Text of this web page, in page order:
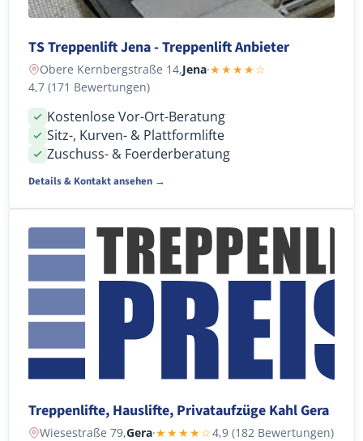
TS Treppenlift Jena - Treppenlift Anbieter
Obere Kernbergstraße 14,Jena·★★★★☆
4,7 (171 Bewertungen)
Kostenlose Vor-Ort-Beratung
Sitz-, Kurven- & Plattformlifte
Zuschuss- & Foerderberatung
Details & Kontakt ansehen →
Treppenlifte, Hauslifte, Privataufzüge Kahl Gera
Wiesestraße 79,Gera·★★★★☆4,9 (182 Bewertungen)